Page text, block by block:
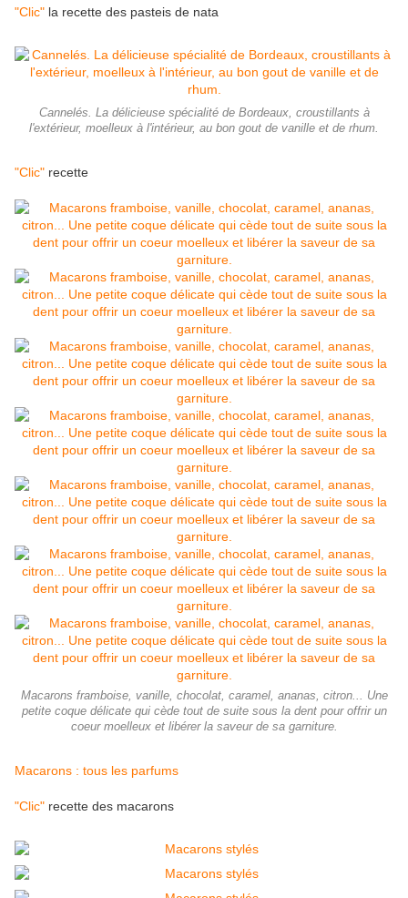
"Clic" la recette des pasteis de nata
Cannelés. La délicieuse spécialité de Bordeaux, croustillants à
l'extérieur, moelleux à l'intérieur, au bon gout de vanille et de rhum.
"Clic" recette
Macarons framboise, vanille, chocolat, caramel, ananas, citron... Une
petite coque délicate qui cède tout de suite sous la dent pour offrir un
coeur moelleux et libérer la saveur de sa garniture.
Macarons : tous les parfums
"Clic" recette des macarons